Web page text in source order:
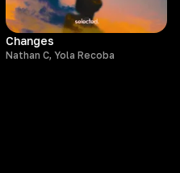
Changes
Nathan C, Yola Recoba